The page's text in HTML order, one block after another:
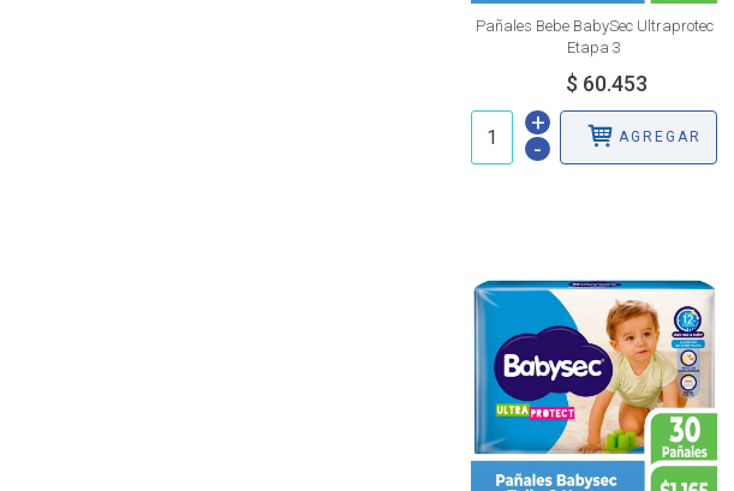
Pañales Bebe BabySec Ultraprotec
Etapa 3
+
-
AGREGAR